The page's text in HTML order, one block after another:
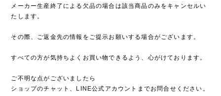
メーカー生産終了による欠品の場合は該当商品のみをキャンセルい
たします。
その際、ご返金先の情報をご提示お願いする場合がございます。
すべての方が気持ちよくお買い物できるよう、心がけております。
ご不明な点がございましたら
ショップのチャット、LINE公式アカウントまでお問合せください。